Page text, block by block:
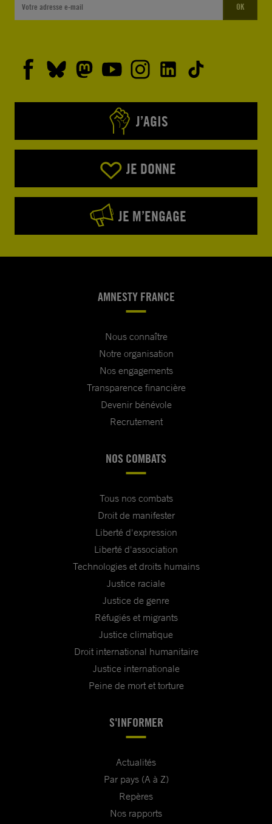
OK
J’AGIS
JE DONNE
JE M’ENGAGE
AMNESTY FRANCE
Nous connaître
Notre organisation
Nos engagements
Transparence financière
Devenir bénévole
Recrutement
NOS COMBATS
Tous nos combats
Droit de manifester
Liberté d'expression
Liberté d'association
Technologies et droits humains
Justice raciale
Justice de genre
Réfugiés et migrants
Justice climatique
Droit international humanitaire
Justice internationale
Peine de mort et torture
S'INFORMER
Actualités
Par pays (A à Z)
Repères
Nos rapports